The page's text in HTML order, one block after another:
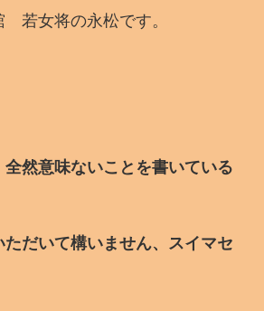
女将の永松です。
全然意味ないことを書いている
だいて構いません、スイマセ